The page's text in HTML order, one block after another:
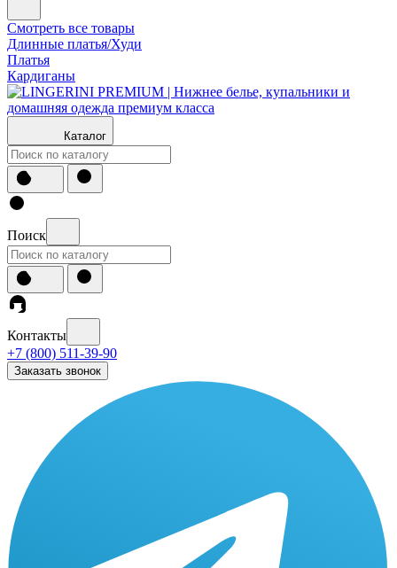
Смотреть все товары
Длинные платья/Худи
Платья
Кардиганы
Каталог
Поиск
Контакты
+7 (800) 511-39-90
Заказать звонок